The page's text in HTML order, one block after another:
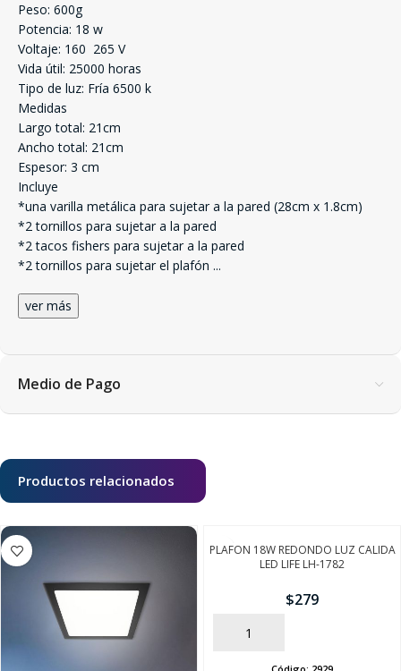
Peso: 600g
Potencia: 18 w
Voltaje: 160  265 V
Vida útil: 25000 horas
Tipo de luz: Fría 6500 k
Medidas
Largo total: 21cm
Ancho total: 21cm
Espesor: 3 cm
Incluye
*una varilla metálica para sujetar a la pared (28cm x 1.8cm)
*2 tornillos para sujetar a la pared
*2 tacos fishers para sujetar a la pared
*2 tornillos para sujetar el plafón ...
ver más
Medio de Pago
Productos relacionados
PLAFON 18W REDONDO LUZ CALIDA
LED LIFE LH-1782
$279
AÑADIR